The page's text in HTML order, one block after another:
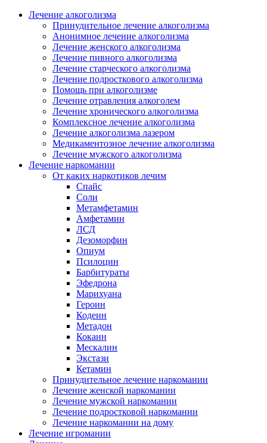
Лечение алкоголизма
Принудительное лечение алкоголизма
Анонимное лечение алкоголизма
Лечение женского алкоголизма
Лечение пивного алкоголизма
Лечение старческого алкоголизма
Лечение подросткового алкоголизма
Помощь при алкоголизме
Лечение отравления алкоголем
Лечение хронического алкоголизма
Комплексное лечение алкоголизма
Лечение алкоголизма лазером
Медикаментозное лечение алкоголизма
Лечение мужского алкоголизма
Лечение наркомании
От каких наркотиков лечим
Спайс
Соли
Метамфетамин
Амфетамин
ЛСД
Дезоморфин
Опиум
Псилоцин
Барбитураты
Эфедрона
Марихуана
Героин
Кодеин
Метадон
Кокаин
Мескалин
Экстази
Кетамин
Принудительное лечение наркомании
Лечение женской наркомании
Лечение мужской наркомании
Лечение подростковой наркомании
Лечение наркомании на дому
Лечение игромании